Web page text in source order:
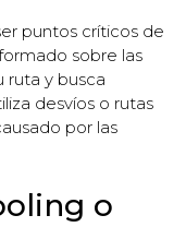
puntos críticos de
sobre las
ruta y busca
desvíos o rutas
por las
o